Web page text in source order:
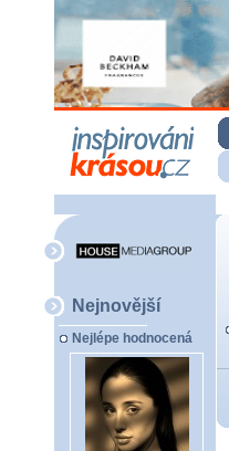
Nejnovější
Nejlépe hodnocená